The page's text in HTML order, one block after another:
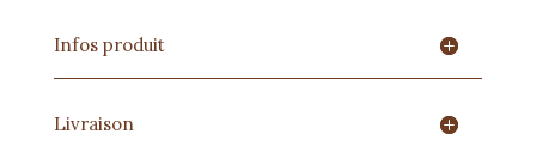
-
Les
pieds
Infos produit
Livraison